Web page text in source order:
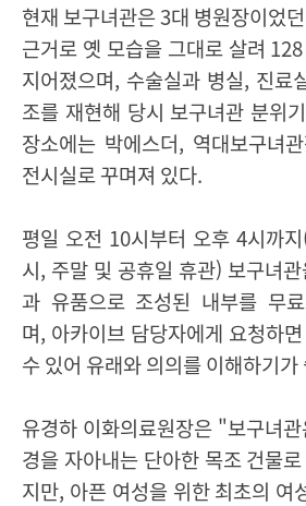
현재 보구녀관은3대 병원장이었
근거로 옛 모습을 그대로 살려 128
지어졌으며, 수술실과 병실, 진료
조를 재현해 당시 보구녀관 분위
장소에는 박에스더, 역대보구녀
전시실로 꾸며져 있다.
평일 오전 10시부터 오후 4시까지
시, 주말 및 공휴일 휴관) 보구녀
과 유품으로 조성된 내부를 무
며, 아카이브 담당자에게 요청하
수 있어 유래와 의의를 이해하기가
유경하 이화의료원장은 "보구녀
경을 자아내는 단아한 목조 건물
지만, 아픈 여성을 위한 최초의 여